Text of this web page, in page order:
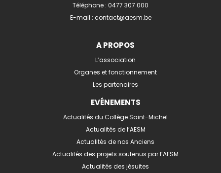
Téléphone : 0477 307 000
E-mail : contact@aesm.be
A PROPOS
L’association
Organes et fonctionnement
Les partenaires
EVÉNEMENTS
Actualités du Collège Saint-Michel
Actualités de l’AESM
Actualités de nos Anciens
Actualités des projets soutenus par l’AESM
Actualités des jésuites